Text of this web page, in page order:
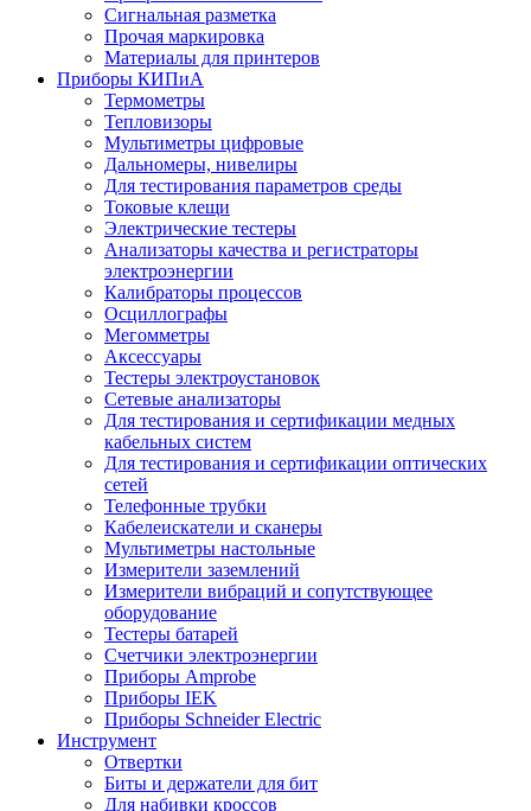
Сигнальная разметка
Прочая маркировка
Материалы для принтеров
Приборы КИПиА
Термометры
Тепловизоры
Мультиметры цифровые
Дальномеры, нивелиры
Для тестирования параметров среды
Токовые клещи
Электрические тестеры
Анализаторы качества и регистраторы
электроэнергии
Калибраторы процессов
Осциллографы
Мегомметры
Аксессуары
Тестеры электроустановок
Сетевые анализаторы
Для тестирования и сертификации медных
кабельных систем
Для тестирования и сертификации оптических
сетей
Телефонные трубки
Кабелеискатели и сканеры
Мультиметры настольные
Измерители заземлений
Измерители вибраций и сопутствующее
оборудование
Тестеры батарей
Счетчики электроэнергии
Приборы Amprobe
Приборы IEK
Приборы Schneider Electric
Инструмент
Отвертки
Биты и держатели для бит
Для набивки кроссов